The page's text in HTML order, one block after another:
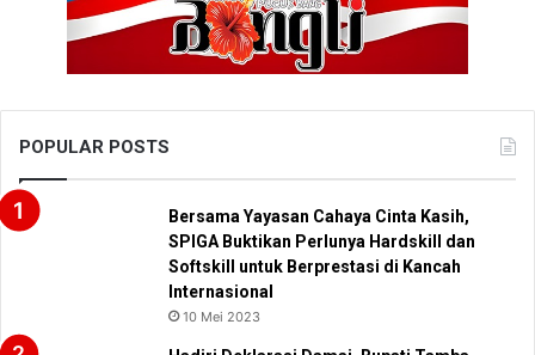
POPULAR POSTS
Bersama Yayasan Cahaya Cinta Kasih,
SPIGA Buktikan Perlunya Hardskill dan
Softskill untuk Berprestasi di Kancah
Internasional
10 Mei 2023